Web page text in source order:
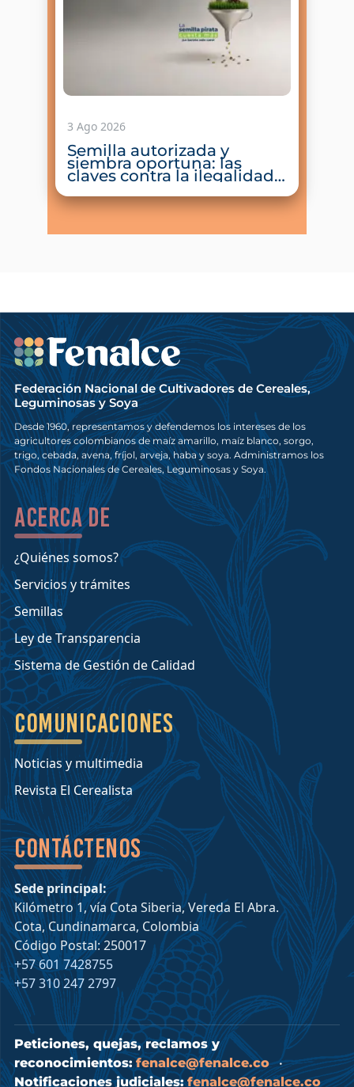
3 Ago 2026
Semilla autorizada y
siembra oportuna: las
claves contra la ilegalidad y
el Fenómeno de El Niño
Federación Nacional de Cultivadores de Cereales,
Leguminosas y Soya
Desde 1960, representamos y defendemos los intereses de los
agricultores colombianos de maíz amarillo, maíz blanco, sorgo,
trigo, cebada, avena, fríjol, arveja, haba y soya. Administramos los
Fondos Nacionales de Cereales, Leguminosas y Soya.
Acerca de
¿Quiénes somos?
Servicios y trámites
Semillas
Ley de Transparencia
Sistema de Gestión de Calidad
Comunicaciones
Noticias y multimedia
Revista El Cerealista
Contáctenos
Sede principal:
Kilómetro 1, vía Cota Siberia, Vereda El Abra.
Cota, Cundinamarca, Colombia
Código Postal: 250017
+57 601 7428755
+57 310 247 2797
Peticiones, quejas, reclamos y
reconocimientos: fenalce@fenalce.co•
Notificaciones judiciales: fenalce@fenalce.co